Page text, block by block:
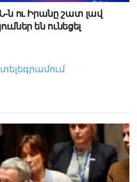
ն ու Իրանը շատ լավ
են ունեցել